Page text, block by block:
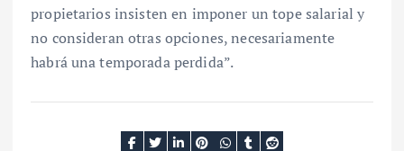
propietarios insisten en imponer un tope salarial y
no consideran otras opciones, necesariamente
habrá una temporada perdida”.